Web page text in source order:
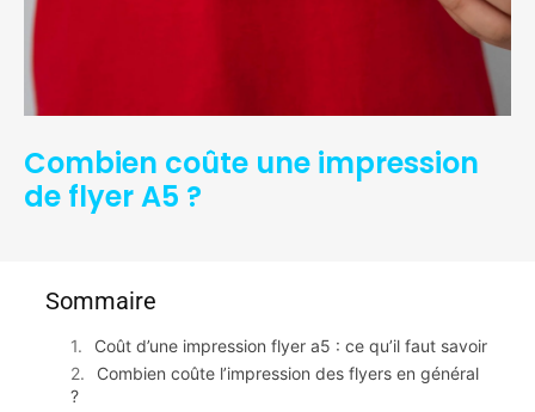
Combien coûte une impression
de flyer A5 ?
Sommaire
Coût d’une impression flyer a5 : ce qu’il faut savoir
Combien coûte l’impression des flyers en général
?